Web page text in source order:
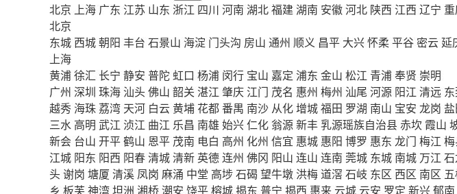
北京 上海 广东 江苏 山东 浙江 四川 河南 湖北福建湖南 安徽河北 陕西 江西 辽宁
北京
东城 西城朝阳 丰台 石景山 海淀 门头沟 房山 通州 顺义 昌平 大兴怀柔平谷 密云延
上海
黄浦徐汇 长宁 静安 普陀 虹口 杨浦 闵行 宝山 嘉定 浦东 金山 松江 青浦奉贤 崇明
广州 深圳 珠海 汕头佛山 韶关 湛江 肇庆 江门 茂名 惠州 梅州 汕尾 河源 阳江 清远
越秀 海珠 荔湾 天河 白云黄埔 花都番禺 南沙 从化增城福田 罗湖 南山 宝安 龙岗
三水 高明 武江 浈江 曲江 乐昌 南雄 始兴仁化 翁源新丰乳源瑶族自治县赤坎 霞山
新会 台山 开平鹤山 恩平 茂南 电白 高州 化州 信宜 惠城 惠阳 博罗 惠东 龙门 梅江
江城 阳东 阳西 阳春清城清新 英德连州 佛冈 阳山 连山 连南 莞城 东城 南城 万江
头谢岗 塘厦 清溪 凤岗 麻涌 中堂 高埗石碣 望牛墩 洪梅道滘 石岐 东区 西区 南区
乡 板芙 神湾坦洲 湘桥潮安 饶平榕城揭东 普宁 揭西 惠来 云城 云安 罗定 新兴郁南